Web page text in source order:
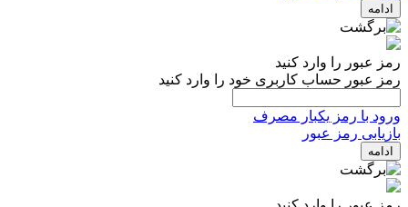
ادامه
رمز عبور را وارد کنید
رمز عبور حساب کاربری خود را وارد کنید
ورود با رمز یکبار مصرف
بازیابی رمز عبور
ادامه